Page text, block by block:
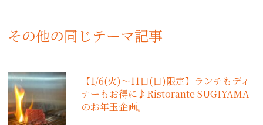
その他の同じテーマ記事
【1/6(火)〜11日(日)限定】ランチもディ
ナーもお得に♪Ristorante SUGIYAMA
のお年玉企画。